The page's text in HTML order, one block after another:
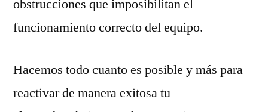
obstrucciones que imposibilitan el
funcionamiento correcto del equipo.
Hacemos todo cuanto es posible y más para
reactivar de manera exitosa tu